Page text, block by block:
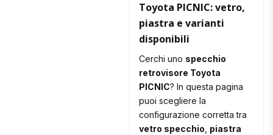
Toyota PICNIC: vetro,
piastra e varianti
disponibili
Cerchi uno specchio
retrovisore Toyota
PICNIC? In questa pagina
puoi scegliere la
configurazione corretta tra
vetro specchio piastra